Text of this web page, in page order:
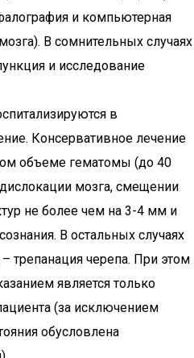
и компьютерная
В сомнительных случаях
и исследование
в
Консервативное лечение
объеме гематомы (до 40
мозга, смещении
не более чем на 3-4 мм и
В остальных случаях
трепанация черепа. При этом
является только
(за исключением
обусловлена